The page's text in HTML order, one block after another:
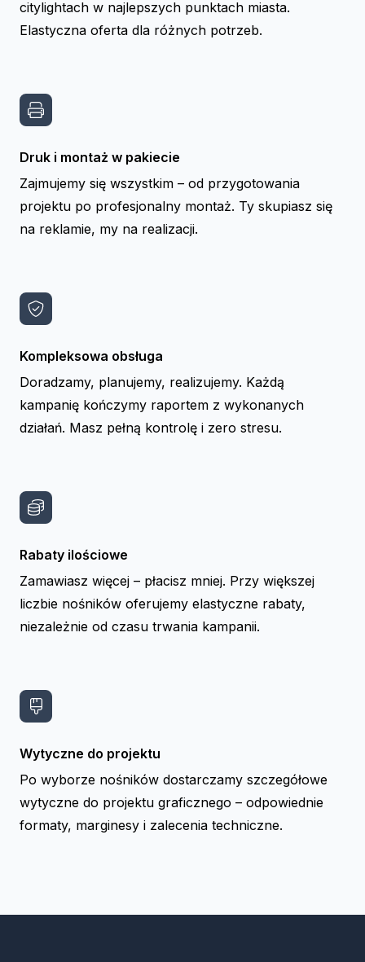
citylightach w najlepszych punktach miasta.
Elastyczna oferta dla różnych potrzeb.
Druk i montaż w pakiecie
Zajmujemy się wszystkim – od przygotowania
projektu po profesjonalny montaż. Ty skupiasz się
na reklamie, my na realizacji.
Kompleksowa obsługa
Doradzamy, planujemy, realizujemy. Każdą
kampanię kończymy raportem z wykonanych
działań. Masz pełną kontrolę i zero stresu.
Rabaty ilościowe
Zamawiasz więcej – płacisz mniej. Przy większej
liczbie nośników oferujemy elastyczne rabaty,
niezależnie od czasu trwania kampanii.
Wytyczne do projektu
Po wyborze nośników dostarczamy szczegółowe
wytyczne do projektu graficznego – odpowiednie
formaty, marginesy i zalecenia techniczne.